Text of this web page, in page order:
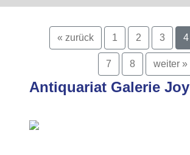
« zurück 1 2 3 4
7 8 weiter »
Antiquariat Galerie Joy